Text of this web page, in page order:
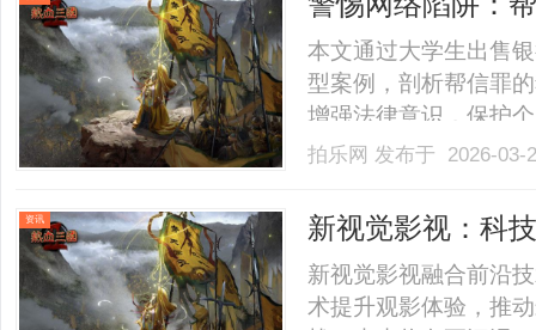
本文通过大学生出售
型案例，剖析帮信罪
增强法律意识，保护
全。......
拍乐网 发布于 2026-
资讯 新视觉影视：科
新视觉影视融合前沿
术提升观影体验，推